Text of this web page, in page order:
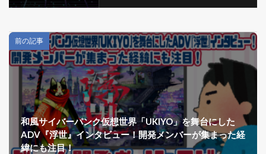
前の記事
和風サイバーパンク仮想世界「UKIYO」を舞台にした
ADV『浮世』インタビュー！開発メンバーが集まった経
緯にも注目！